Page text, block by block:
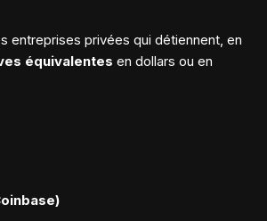
entreprises privées qui détiennent, en
équivalentes en dollars ou en